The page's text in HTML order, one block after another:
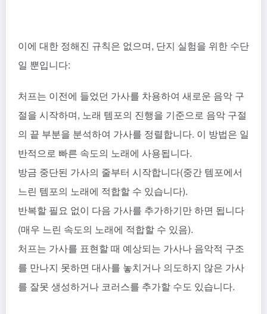
이에 대한 정해진 규칙은 없으며, 단지 실험을 위한 수단
일 뿐입니다:
처프는 이전에 들었던 가사를 차용하여 새로운 음악 구
절을 시작하며, 노래 템포의 진행을 기준으로 음악 구절
의 끝 부분을 분석하여 가사를 정렬합니다. 이 방법은 일
반적으로 빠른 속도의 노래에 사용됩니다.
방금 중단된 가사의 줄부터 시작합니다(중간 템포에서
느린 템포의 노래에 적합할 수 있습니다).
반복할 필요 없이 다음 가사를 추가하기만 하면 됩니다
(매우 느린 속도의 노래에 적합할 수 있음).
처프는 가사를 표현할 때 예상되는 가사나 음악적 구조
를 만나지 못하면 대사를 놓치거나 의도하지 않은 가사
를 잘못 생성하거나 코러스를 추가할 수도 있습니다.